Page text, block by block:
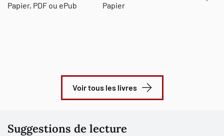
Papier, PDF ou ePub
Papier
Voir tous les livres
Suggestions de lecture